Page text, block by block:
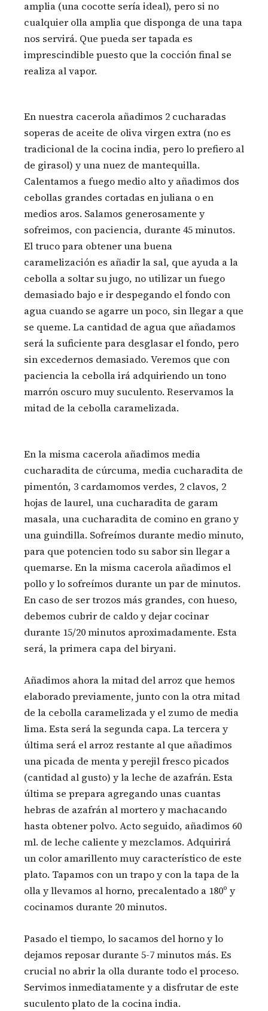
amplia (una cocotte sería ideal), pero si no
cualquier olla amplia que disponga de una tapa
nos servirá. Que pueda ser tapada es
imprescindible puesto que la cocción final se
realiza al vapor.
En nuestra cacerola añadimos 2 cucharadas
soperas de aceite de oliva virgen extra (no es
tradicional de la cocina india, pero lo prefiero al
de girasol) y una nuez de mantequilla.
Calentamos a fuego medio alto y añadimos dos
cebollas grandes cortadas en juliana o en
medios aros. Salamos generosamente y
sofreimos, con paciencia, durante 45 minutos.
El truco para obtener una buena
caramelización es añadir la sal, que ayuda a la
cebolla a soltar su jugo, no utilizar un fuego
demasiado bajo e ir despegando el fondo con
agua cuando se agarre un poco, sin llegar a que
se queme. La cantidad de agua que añadamos
será la suficiente para desglasar el fondo, pero
sin excedernos demasiado. Veremos que con
paciencia la cebolla irá adquiriendo un tono
marrón oscuro muy suculento. Reservamos la
mitad de la cebolla caramelizada.
En la misma cacerola añadimos media
cucharadita de cúrcuma, media cucharadita de
pimentón, 3 cardamomos verdes, 2 clavos, 2
hojas de laurel, una cucharadita de garam
masala, una cucharadita de comino en grano y
una guindilla. Sofreímos durante medio minuto,
para que potencien todo su sabor sin llegar a
quemarse. En la misma cacerola añadimos el
pollo y lo sofreímos durante un par de minutos.
En caso de ser trozos más grandes, con hueso,
debemos cubrir de caldo y dejar cocinar
durante 15/20 minutos aproximadamente. Esta
será, la primera capa del biryani.
Añadimos ahora la mitad del arroz que hemos
elaborado previamente, junto con la otra mitad
de la cebolla caramelizada y el zumo de media
lima. Esta será la segunda capa. La tercera y
última será el arroz restante al que añadimos
una picada de menta y perejil fresco picados
(cantidad al gusto) y la leche de azafrán. Esta
última se prepara agregando unas cuantas
hebras de azafrán al mortero y machacando
hasta obtener polvo. Acto seguido, añadimos 60
ml. de leche caliente y mezclamos. Adquirirá
un color amarillento muy característico de este
plato. Tapamos con un trapo y con la tapa de la
olla y llevamos al horno, precalentado a 180º y
cocinamos durante 20 minutos.
Pasado el tiempo, lo sacamos del horno y lo
dejamos reposar durante 5-7 minutos más. Es
crucial no abrir la olla durante todo el proceso.
Servimos inmediatamente y a disfrutar de este
suculento plato de la cocina india.